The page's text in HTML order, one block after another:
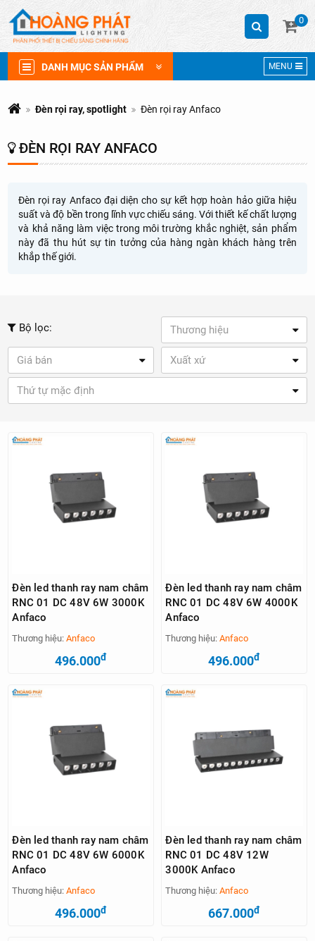
0
DANH MỤC SẢN PHẨM MENU
Đèn rọi ray, spotlight Đèn rọi ray Anfaco
ĐÈN RỌI RAY ANFACO
Đèn rọi ray Anfaco đại diện cho sự kết hợp hoàn hảo giữa hiệu
suất và độ bền trong lĩnh vực chiếu sáng. Với thiết kế chất lượng
và khả năng làm việc trong môi trường khắc nghiệt, sản phẩm
này đã thu hút sự tin tưởng của hàng ngàn khách hàng trên
khắp thế giới.
Bộ lọc: Thương hiệu
Giá bán Xuất xứ
Thứ tự mặc định
Đèn led thanh ray nam châm
RNC 01 DC 48V 6W 3000K
Anfaco
Thương hiệu:Anfaco
496.000đ
Đèn led thanh ray nam châm
RNC 01 DC 48V 6W 4000K
Anfaco
Thương hiệu:Anfaco
496.000đ
Đèn led thanh ray nam châm
RNC 01 DC 48V 6W 6000K
Anfaco
Thương hiệu:Anfaco
496.000đ
Đèn led thanh ray nam châm
RNC 01 DC 48V 12W
3000K Anfaco
Thương hiệu:Anfaco
667.000đ